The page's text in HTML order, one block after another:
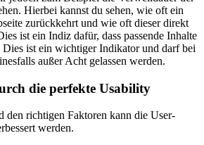
Hierbei kannst du sehen, wie oft ein
zurückkehrt und wie oft dieser direkt
ist ein Indiz dafür, dass passende Inhalte
ist ein wichtiger Indikator und darf bei
außer Acht gelassen werden.
die perfekte Usability
richtigen Faktoren kann die User-
werden.